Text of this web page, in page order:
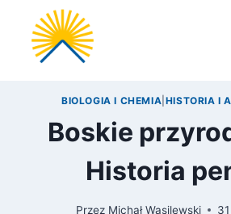
Przejdź
treści
BIOLOGIA I CHEMIA HISTORIA I
Boskie
Historia
Przez Michał Wasilewski